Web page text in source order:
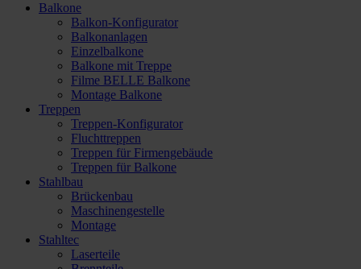
Balkone
Balkon-Konfigurator
Balkonanlagen
Einzelbalkone
Balkone mit Treppe
Filme BELLE Balkone
Montage Balkone
Treppen
Treppen-Konfigurator
Fluchttreppen
Treppen für Firmengebäude
Treppen für Balkone
Stahlbau
Brückenbau
Maschinengestelle
Montage
Stahltec
Laserteile